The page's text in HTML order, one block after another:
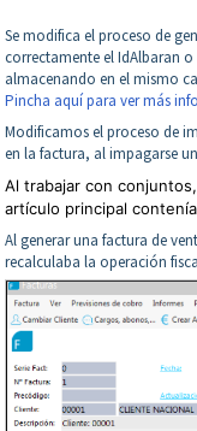
Se modifica el proceso de
correctamente el IdAlbaran
almacenando en el mismo
Pincha aquí para ver más
Modificamos el proceso de
en la factura, al impagarse
Al trabajar con
artículo principal
Al generar una factura de
recalculaba la operación